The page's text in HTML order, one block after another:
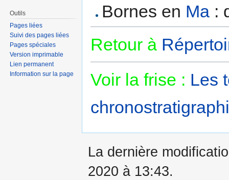
Bornes en Ma :
Retour à
Voir la frise : Les
Outils
Pages liées
Suivi des pages liées
Pages spéciales
Version imprimable
Lien permanent
Information sur la page
La dernière
2020 à 13:43.